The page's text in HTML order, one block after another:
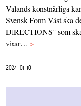
Valands konstnärliga
Svensk Form Väst ska
DIRECTIONS” som
visar… >
2024-01-10